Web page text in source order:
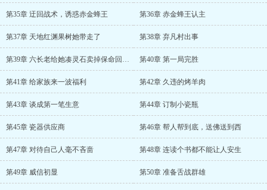
第35章 迂回战术，诱惑赤金蜂王 第36章 赤金蜂王认主
第37章 天地红渊果树她带走了 第38章 弃凡村出事
第39章 六长老给她凑灵石卖掉保命回魂丹 第40章 第一局完胜
第41章 给家族来一波福利 第42章 久违的烤羊肉
第43章 谈成第一笔生意 第44章 订制小瓷瓶
第45章 瓷器供应商 第46章 帮人帮到底，送佛送到西
第47章 对待自己人毫不吝啬 第48章 连读个书都不能让人安生
第49章 威信初显 第50章 准备舌战群雄